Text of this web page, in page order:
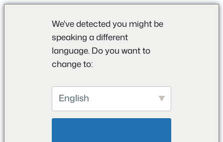
We've detected you might be
speaking a different
language. Do you want to
change to:
English